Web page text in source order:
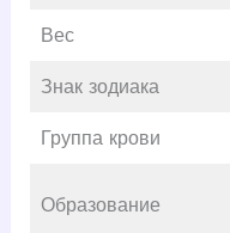
Вес
Знак зодиака
Группа крови
Образование